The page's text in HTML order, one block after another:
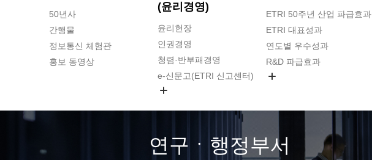
50년사
간행물
정보통신 체험관
홍보 동영상
(윤리경영)
윤리헌장
인권경영
청렴·반부패경영
e-신문고(ETRI 신고센터)
고객의소리
수의계약 현황
ETRI 50주년 산업 파급효과
ETRI 대표성과
연도별 우수성과
R&D 파급효과
연구ㆍ행정부서